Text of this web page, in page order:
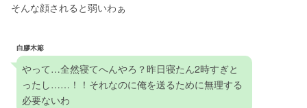
そんな顔されると弱いわぁ
白膠木簓
やって…全然寝てへんやろ？昨日寝たん2時すぎと
ったし……！！それなのに俺を送るために無理する
必要ないわ